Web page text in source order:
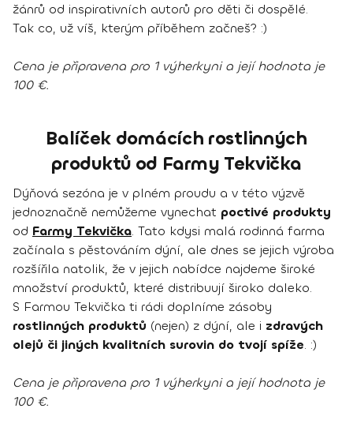
žánrů od inspirativních autorů pro děti či dospělé.
Tak co, už víš, kterým příběhem začneš? :)
Cena je připravena pro 1 výherkyni a její hodnota je
100 €.
Balíček domácích rostlinných
produktů od Farmy Tekvička
Dýňová sezóna je v plném proudu a v této výzvě
jednoznačně nemůžeme vynechat poctivé produkty
od Farmy Tekvička. Tato kdysi malá rodinná farma
začínala s pěstováním dýní, ale dnes se jejich výroba
rozšířila natolik, že v jejich nabídce najdeme široké
množství produktů, které distribuují široko daleko.
S Farmou Tekvička ti rádi doplníme zásoby
rostlinných produktů (nejen) z dýní, ale i zdravých
olejů či jiných kvalitních surovin do tvojí spíže. :)
Cena je připravena pro 1 výherkyni a její hodnota je
100 €.